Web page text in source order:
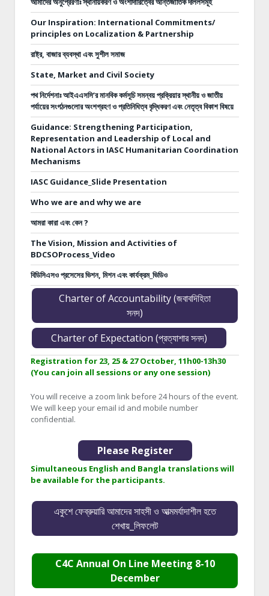
Our Inspiration: International Commitments/
principles on Localization & Partnership
রাষ্ট্র, বাজার ব্যবস্থা এবং সুশীল সমাজ
State, Market and Civil Society
পথ নির্দেশনাঃআইএএসসি’র মানবিক কর্মসূচি সমন্বয় প্রক্রিয়ার স্থানীয় ও জাতীয়
পর্যায়ের সংগঠনগুলোর অংশগ্রহণ ও প্রতিনিধিত্ব বৃদ্ধিকরণ এবং নেতৃত্ব বিকাশ বিষয়ে
Guidance: Strengthening Participation,
Representation and Leadership of Local and
National Actors in IASC Humanitarian Coordination
Mechanisms
IASC Guidance_Slide Presentation
Who we are and why we are
আমরা কারা এবং কেন ?
The Vision, Mission and Activities of
BDCSOProcess_Video
বিডিসিএসও প্রসেসের ভিশন, মিশন এবং কার্যক্রম_ভিডিও
Charter of Accountability (জবাবদিহিতা
সনদ)
Charter of Expectation (প্রত্যাশার সনদ)
Registration for 23, 25 & 27 October, 11h00-13h30
(You can join all sessions or any one session)
You will receive a zoom link before 24 hours of the event.
We will keep your email id and mobile number
confidential.
Please Register
Simultaneous English and Bangla translations will
be available for the participants.
একুশে ফেব্রুয়ারি আমাদের সাহসী ও আত্মমর্যাদাশীল হতে
শেখায়_লিফলেট
C4C Annual On Line Meeting 8-10
December